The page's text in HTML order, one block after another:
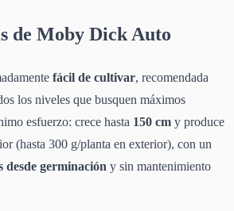
de Moby Dick Auto
fácil de cultivar, recomendada
los niveles que busquen máximos
esfuerzo: crece hasta 150 cm y produce
(hasta 300 g/planta en exterior), con un
desde germinación y sin mantenimiento